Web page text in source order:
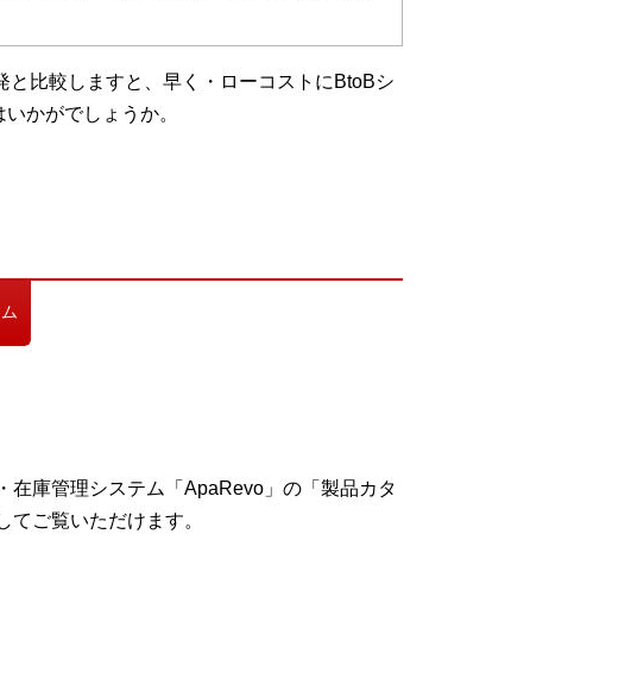
と比較しますと、早く・ローコストにBtoBシ
かがでしょうか。
在庫管理システム「ApaRevo」の「製品カタ
てご覧いただけます。